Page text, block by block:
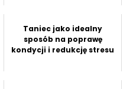
Taniec jako idealny
sposób na poprawę
kondycji i redukcję stresu